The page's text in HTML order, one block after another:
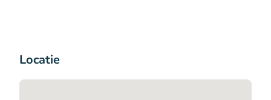
Locatie